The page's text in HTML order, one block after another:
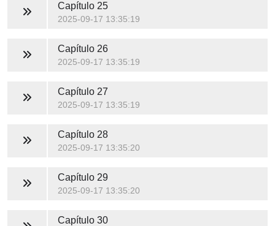
Capítulo 25
2025-09-17 13:35:19
Capítulo 26
2025-09-17 13:35:19
Capítulo 27
2025-09-17 13:35:19
Capítulo 28
2025-09-17 13:35:20
Capítulo 29
2025-09-17 13:35:20
Capítulo 30